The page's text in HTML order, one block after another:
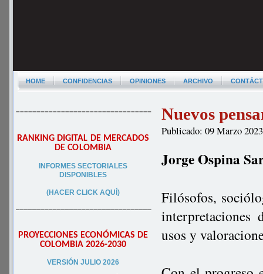
HOME CONFIDENCIAS OPINIONES ARCHIVO
–––––––––––––––––––––––––––––––––
RANKING DIGITAL DE MERCADOS
DE COLOMBIA
INFORMES SECTORIALES
DISPONIBLES
(HACER CLICK AQUÍ)
–––––––––––––––––––––––––––––––––
PROYECCIONES ECONÓMICAS DE
COLOMBIA 2026-2030
VERSIÓN JULIO 2026
Nuevos
Publicado: 09 Marzo 2023
Jorge Ospina
Filósofos,
interpretaciones
usos y